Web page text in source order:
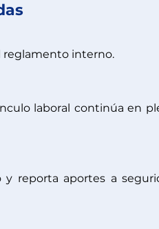
reglamento interno.
laboral continúa en
y reporta aportes a